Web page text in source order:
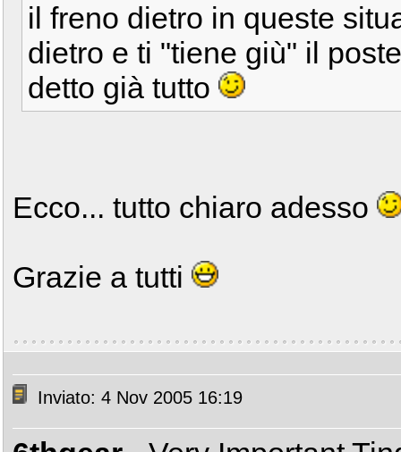
il freno dietro in queste
dietro e ti "tiene giù" il
detto già tutto
Ecco... tutto chiaro adesso
Grazie a tutti
Inviato: 4 Nov 2005 16:19